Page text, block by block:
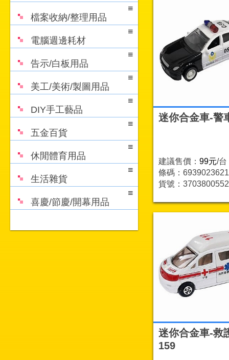
檔案收納/整理用品
電腦週邊耗材
告示/白板用品
美工/美術/製圖用品
DIY手工藝品
五金百貨
休閒體育用品
生活雜貨
喜慶/節慶/開幕用品
迷你合金車-警
建議售價： 99元/台
條碼：
貨號：3703800552
迷你合金車-救
159